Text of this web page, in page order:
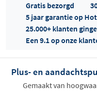
Offertes
ophalen...
Gratis bezorgd
5 jaar garantie op
25.000+ klanten
Een 9.1 op onze
Plus- en
Gemaakt van